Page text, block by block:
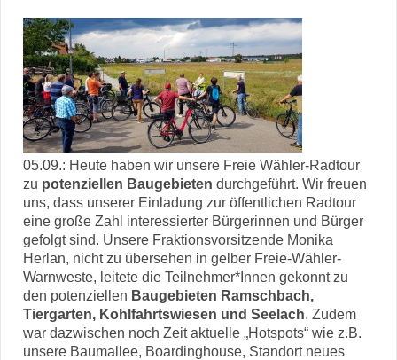
05.09.: Heute haben wir unsere Freie Wähler-Radtour
zu potenziellen Baugebieten durchgeführt. Wir freuen
uns, dass unserer Einladung zur öffentlichen Radtour
eine große Zahl interessierter Bürgerinnen und Bürger
gefolgt sind. Unsere Fraktionsvorsitzende Monika
Herlan, nicht zu übersehen in gelber Freie-Wähler-
Warnweste, leitete die Teilnehmer*Innen gekonnt zu
den potenziellen Baugebieten Ramschbach,
Tiergarten, Kohlfahrtswiesen und Seelach. Zudem
war dazwischen noch Zeit aktuelle „Hotspots“ wie z.B.
unsere Baumallee, Boardinghouse, Standort neues